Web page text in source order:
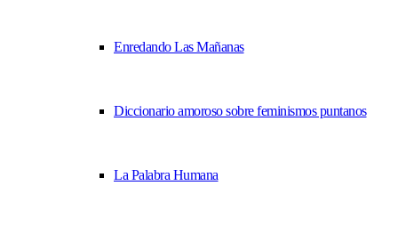
Enredando Las Mañanas
Diccionario amoroso sobre feminismos puntanos
La Palabra Humana